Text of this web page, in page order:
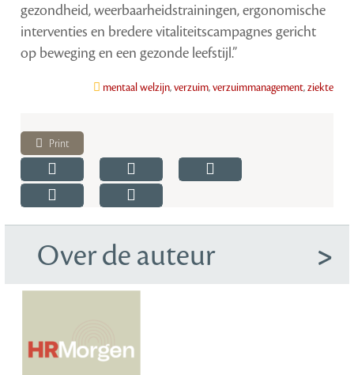
gezondheid, weerbaarheidstrainingen, ergonomische
interventies en bredere vitaliteitscampagnes gericht
op beweging en een gezonde leefstijl.”
mentaal welzijn,verzuim,verzuimmanagement,ziekte
Print
Over de auteur